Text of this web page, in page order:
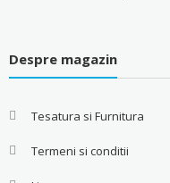
Despre magazin
Tesatura si Furnitura
Termeni si conditii